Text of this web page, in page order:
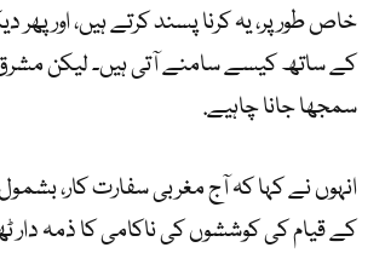
خاص طور پر، یہ کرنا پسند کرتے ہیں، اور
کے ساتھ کیسے سامنے آتی ہیں۔ لیکن
سمجھا جانا چاہیے.
انہوں نے کہا کہ آج مغربی سفارت کار،
کے قیام کی کوششوں کی ناکامی کا ذمہ